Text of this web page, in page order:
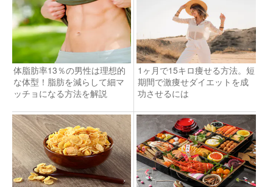
体脂肪率13％の男性は理想的
な体型！脂肪を減らして細マ
ッチョになる方法を解説
1ヶ月で15キロ痩せる方法。短
期間で激痩せダイエットを成
功させるには